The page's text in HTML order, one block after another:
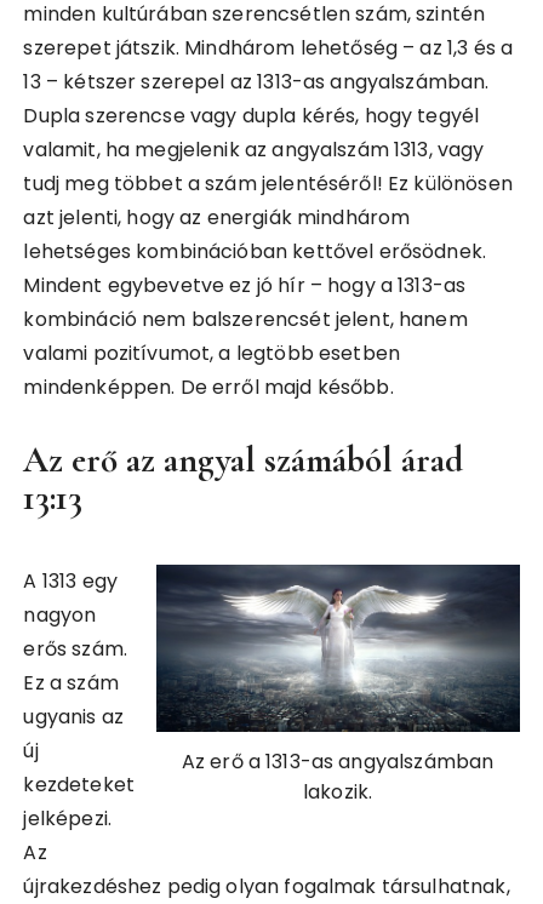
minden kultúrában szerencsétlen szám, szintén
szerepet játszik. Mindhárom lehetőség – az 1,3 és a
13 – kétszer szerepel az 1313-as angyalszámban.
Dupla szerencse vagy dupla kérés, hogy tegyél
valamit, ha megjelenik az angyalszám 1313, vagy
tudj meg többet a szám jelentéséről! Ez különösen
azt jelenti, hogy az energiák mindhárom
lehetséges kombinációban kettővel erősödnek.
Mindent egybevetve ez jó hír – hogy a 1313-as
kombináció nem balszerencsét jelent, hanem
valami pozitívumot, a legtöbb esetben
mindenképpen. De erről majd később.
Az erő az angyal számából árad
13:13
Az erő a 1313-as angyalszámban
lakozik.
A 1313 egy
nagyon
erős szám.
Ez a szám
ugyanis az
új
kezdeteket
jelképezi.
Az
újrakezdéshez pedig olyan fogalmak társulhatnak,